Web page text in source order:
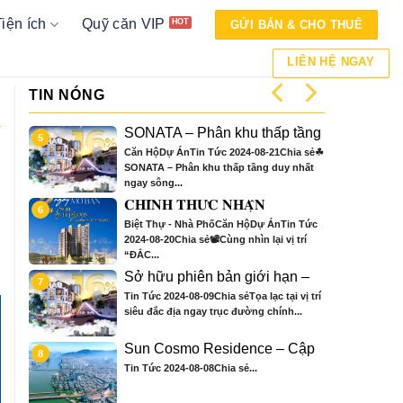
ích Quỹ căn VIP GỬI BÁN & CHO THUÊ
LIÊN HỆ NGAY
TIN NÓNG
5
SONATA – Phân khu thấp tầng
duy nhất ngay sông đồng bộ
đẳng cấp và khác biệt, GIÁ TRỊ
TRUYỀN ĐỜI.
Căn HộDự ÁnTin Tức 2024-08-21Chia sẻ☘
SONATA – Phân khu thấp tầng duy nhất
ngay sông...
6
𝐂𝐇𝐈́𝐍𝐇 𝐓𝐇𝐔̛́𝐂 𝐍𝐇𝐀̣̂𝐍
𝐁𝐎𝐎𝐊𝐈𝐍𝐆 𝐓𝐎𝐀̀ 𝐒𝟑 – 𝐒𝐔𝐍
𝐒𝐘𝐌𝐏𝐇𝐎𝐍𝐘 𝐑𝐄𝐒𝐈𝐃𝐄𝐍𝐂𝐄
𝐕𝐎̛́𝐈 𝐍𝐇𝐈𝐄̂̀𝐔 𝐔̛𝐔 Đ𝐀̃𝐈 Đ𝐀̣̆𝐂
𝐁𝐈𝐄̣̂𝐓 𝐂𝐇𝐈̉ 𝐂𝐎́ 𝐓𝐑𝐎𝐍𝐆
𝐓𝐇𝐀́𝐍𝐆 𝟖
Biệt Thự - Nhà PhốCăn HộDự ÁnTin Tức
2024-08-20Chia sẻ📽Cùng nhìn lại vị trí
“ĐẮC...
7
Sở hữu phiên bản giới hạn –
Nhà phố bên sông Hàn Sun
Group Đà Nẵng
Tin Tức 2024-08-09Chia sẻTọa lạc tại vị trí
siêu đắc địa ngay trục đường chính...
8
Sun Cosmo Residence – Cập
nhật tiến độ ngày 06-08-2024
Tin Tức 2024-08-08Chia sẻ...